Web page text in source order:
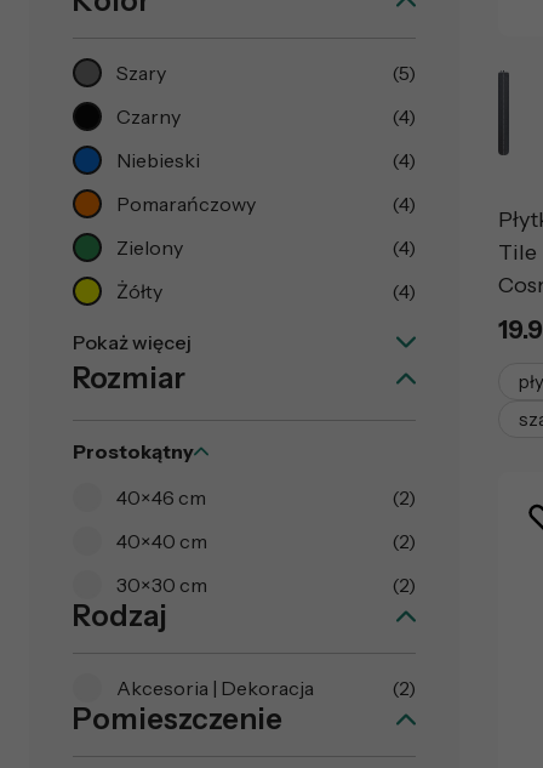
Szary
(5)
Czarny
(4)
Niebieski
(4)
Pomarańczowy
(4)
Zielony
(4)
Żółty
(4)
Pokaż więcej
Rozmiar
Prostokątny
40×46 cm
(2)
40×40 cm
(2)
30×30 cm
(2)
Rodzaj
Akcesoria | Dekoracja (2)
Pomieszczenie
Tile